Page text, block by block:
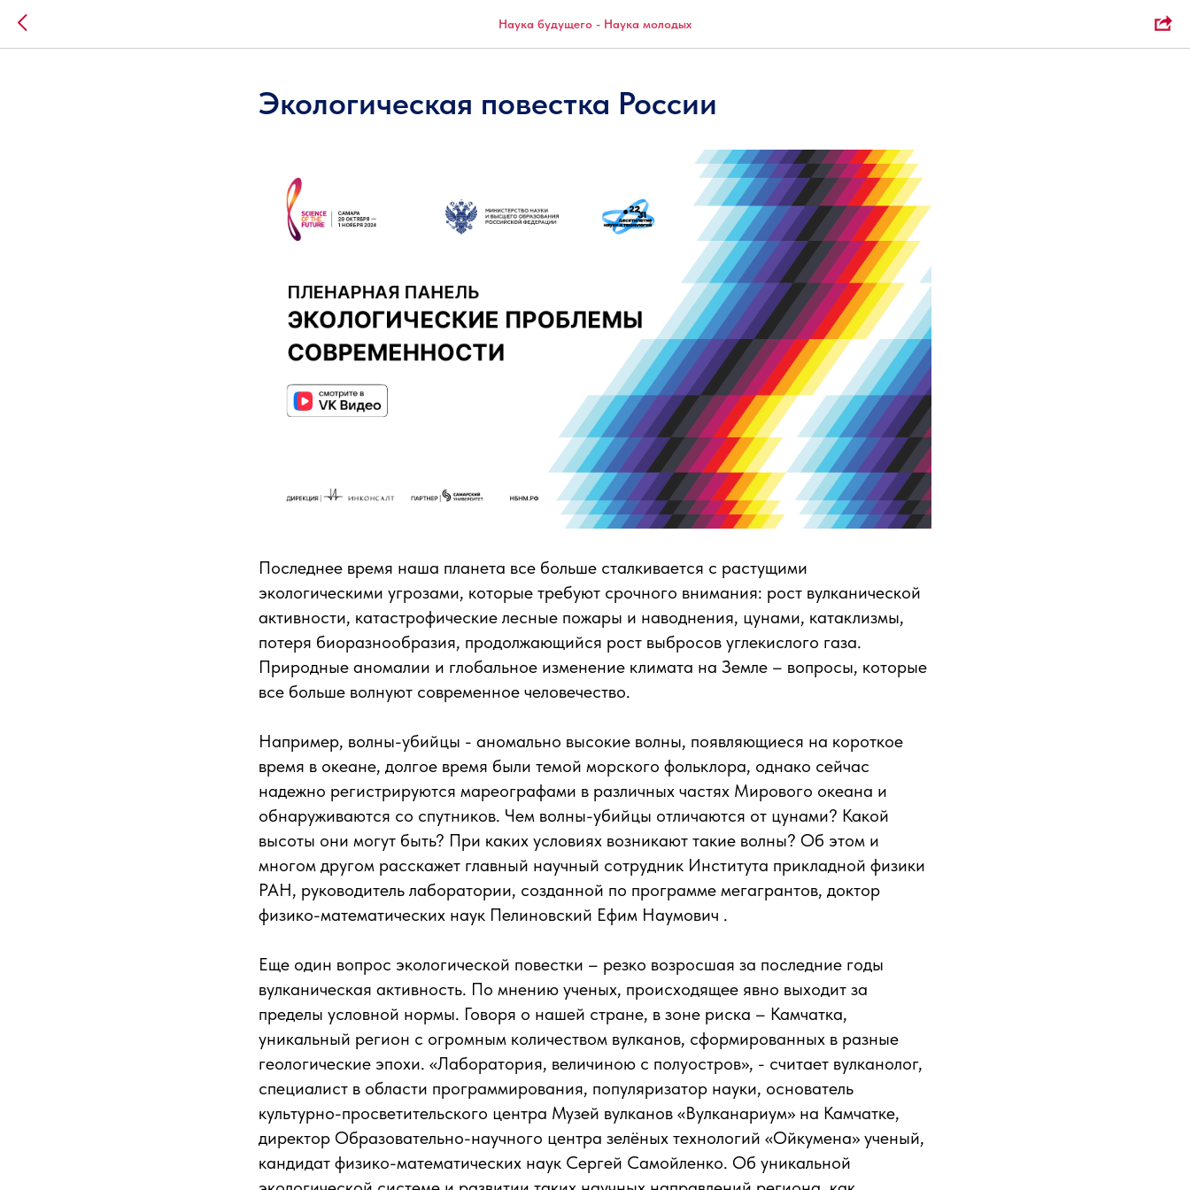
Наука будущего - Наука молодых
Экологическая повестка России
Последнее время наша планета все больше сталкивается с растущими
экологическими угрозами, которые требуют срочного внимания: рост вулканической
активности, катастрофические лесные пожары и наводнения, цунами, катаклизмы,
потеря биоразнообразия, продолжающийся рост выбросов углекислого газа.
Природные аномалии и глобальное изменение климата на Земле – вопросы, которые
все больше волнуют современное человечество.
Например, волны-убийцы - аномально высокие волны, появляющиеся на короткое
время в океане, долгое время были темой морского фольклора, однако сейчас
надежно регистрируются мареографами в различных частях Мирового океана и
обнаруживаются со спутников. Чем волны-убийцы отличаются от цунами? Какой
высоты они могут быть? При каких условиях возникают такие волны? Об этом и
многом другом расскажет главный научный сотрудник Института прикладной физики
РАН, руководитель лаборатории, созданной по программе мегагрантов, доктор
физико-математических наук Пелиновский Ефим Наумович .
Еще один вопрос экологической повестки – резко возросшая за последние годы
вулканическая активность. По мнению ученых, происходящее явно выходит за
пределы условной нормы. Говоря о нашей стране, в зоне риска – Камчатка,
уникальный регион с огромным количеством вулканов, сформированных в разные
геологические эпохи. «Лаборатория, величиною с полуостров», - считает вулканолог,
специалист в области программирования, популяризатор науки, основатель
культурно-просветительского центра Музей вулканов «Вулканариум» на Камчатке,
директор Образовательно-научного центра зелёных технологий «Ойкумена» ученый,
кандидат физико-математических наук Сергей Самойленко. Об уникальной